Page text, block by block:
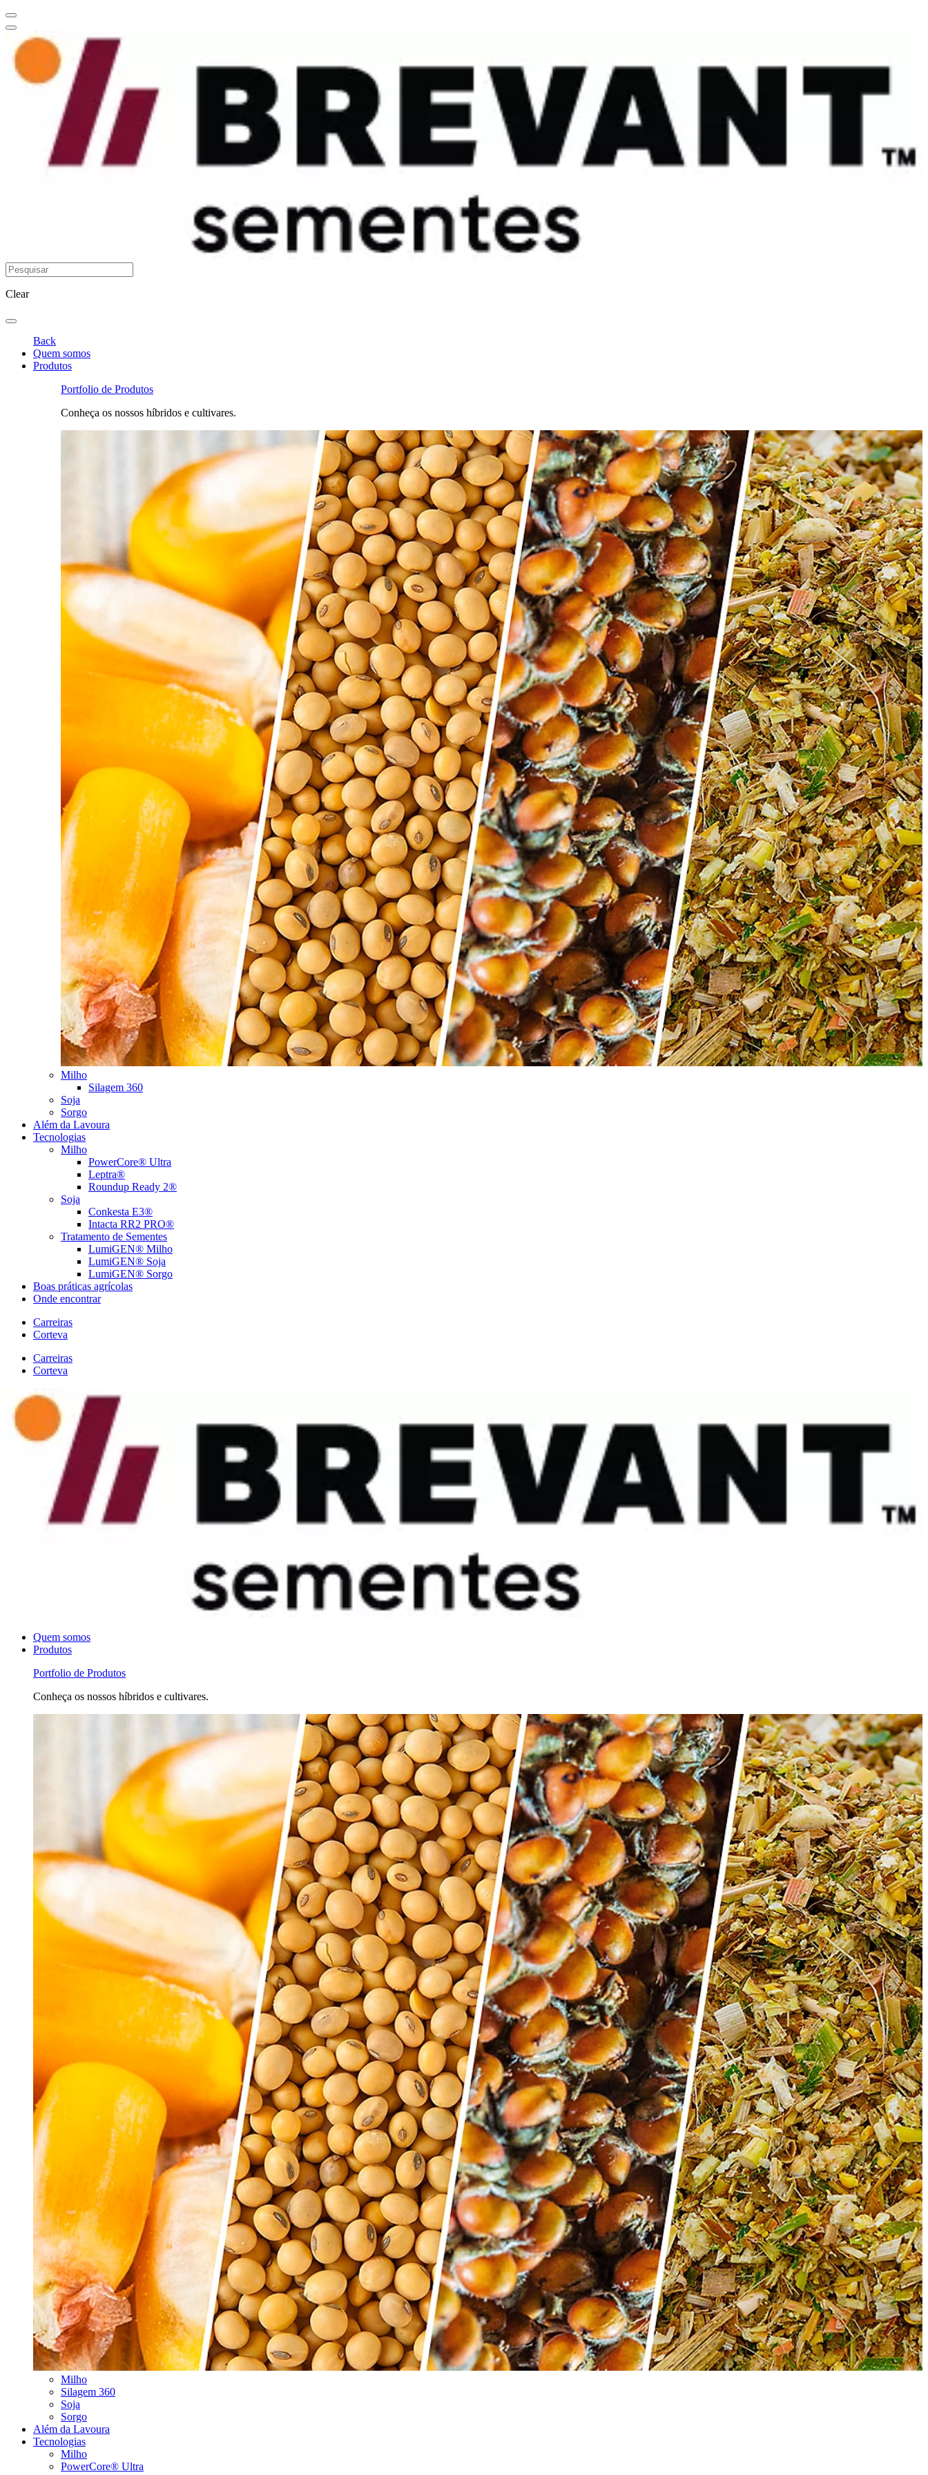
Clear
Back
Quem somos
Produtos
Portfolio de Produtos
Conheça os nossos híbridos e cultivares.
Milho
Silagem 360
Soja
Sorgo
Além da Lavoura
Tecnologias
Milho
PowerCore® Ultra
Leptra®
Roundup Ready 2®
Soja
Conkesta E3®
Intacta RR2 PRO®
Tratamento de Sementes
LumiGEN® Milho
LumiGEN® Soja
LumiGEN® Sorgo
Boas práticas agrícolas
Onde encontrar
Carreiras
Corteva
Carreiras
Corteva
Quem somos
Produtos
Portfolio de Produtos
Conheça os nossos híbridos e cultivares.
Milho
Silagem 360
Soja
Sorgo
Além da Lavoura
Tecnologias
Milho
PowerCore® Ultra